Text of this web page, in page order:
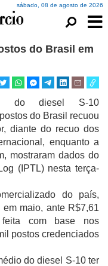
sábado, 08 de agosto de 2026
do Brasil em
do diesel S-10
do Brasil recuou
diante do recuo dos
enquanto a
mostraram dados do
(IPTL) nesta terça-
do país,
maio, ante R$7,61
com base nos
postos credenciados
do diesel S-10 ter